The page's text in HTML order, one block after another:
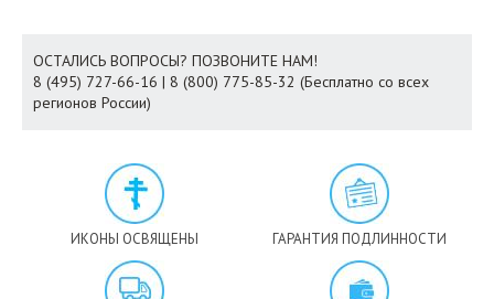
ОСТАЛИСЬ ВОПРОСЫ? ПОЗВОНИТЕ НАМ!
8 (495) 727-66-16 | 8 (800) 775-85-32 (Бесплатно со всех
регионов России)
ИКОНЫ ОСВЯЩЕНЫ ГАРАНТИЯ ПОДЛИННОСТИ